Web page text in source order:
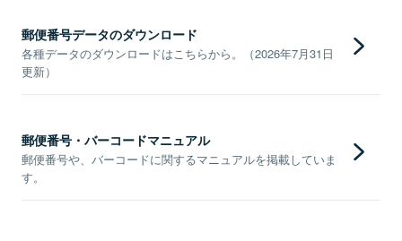
郵便番号データのダウンロード
各種データのダウンロードはこちらから。（2026年7月31日
更新）
郵便番号・バーコードマニュアル
郵便番号や、バーコードに関するマニュアルを掲載していま
す。